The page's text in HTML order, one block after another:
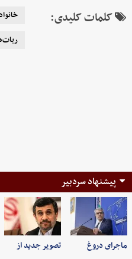
کلمات کلیدی:
پیشنهاد سردبیر
ماجرای دروغ تصویر جدید از